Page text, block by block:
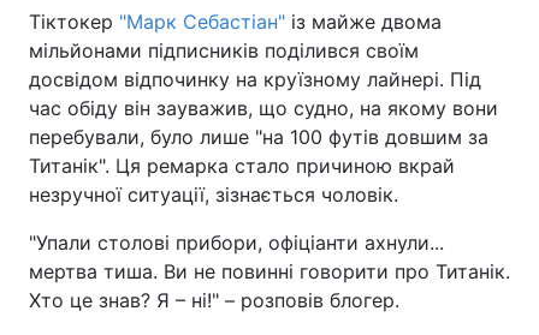
Тіктокер "Марк Себастіан" із майже двома
мільйонами підписників поділився своїм
досвідом відпочинку на круїзному лайнері. Під
час обіду він зауважив, що судно, на якому вони
перебували, було лише "на 100 футів довшим за
Титанік". Ця ремарка стало причиною вкрай
незручної ситуації, зізнається чоловік.
"Упали столові прибори, офіціанти ахнули...
мертва тиша. Ви не повинні говорити про Титанік.
Хто це знав? Я – ні!" – розповів блогер.